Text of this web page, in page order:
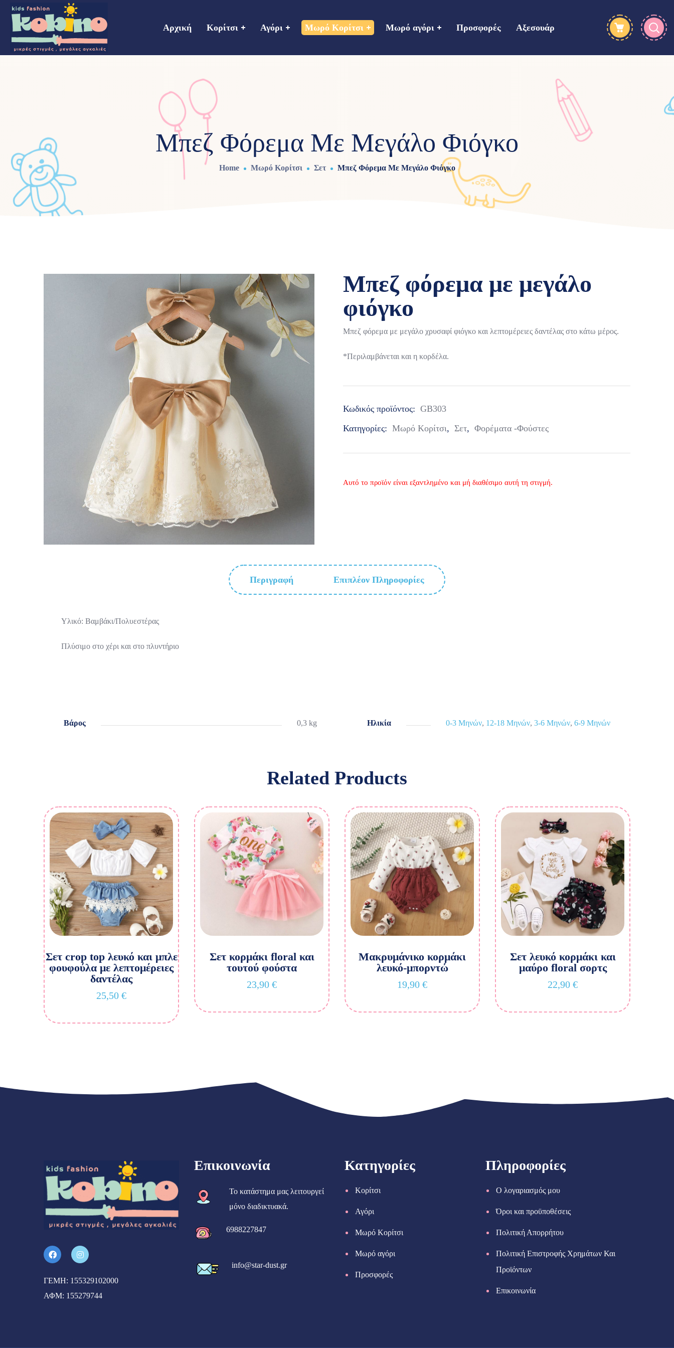
Αρχική Κορίτσι Αγόρι Μωρό Κορίτσι Μωρό αγόρι Προσφορές Αξεσουάρ
Μπεζ Φόρεμα Με Μεγάλο Φιόγκο
Home Μωρό Κορίτσι Σετ Μπεζ Φόρεμα Με Μεγάλο Φιόγκο
Μπεζ φόρεμα με μεγάλο
φιόγκο
Μπεζ φόρεμα με μεγάλο χρυσαφί φιόγκο και λεπτομέρειες δαντέλας στο κάτω μέρος.
*Περιλαμβάνεται και η κορδέλα.
Κωδικός προϊόντος: GB303
Κατηγορίες: Μωρό Κορίτσι, Σετ, Φορέματα -Φούστες
Αυτό το προϊόν είναι εξαντλημένο και μή διαθέσιμο αυτή τη στιγμή.
Περιγραφή Επιπλέον Πληροφορίες
Υλικό: Βαμβάκι/Πολυεστέρας
Πλύσιμο στο χέρι και στο πλυντήριο
Βάρος 0,3 kg Ηλικία 0-3 Μηνών, 12-18 Μηνών, 3-6 Μηνών, 6-9 Μηνών
Related Products
Σετ crop top λευκό και μπλε
φουφούλα με λεπτομέρειες
δαντέλας
25,50 €
Σετ κορμάκι floral και
τουτού φούστα
23,90 €
Μακρυμάνικο κορμάκι
λευκό-μπορντώ
19,90 €
Σετ λευκό κορμάκι και
μαύρο floral σορτς
22,90 €
ΓΕΜΗ: 155329102000
ΑΦΜ: 155279744
Επικοινωνία
Το κατάστημα μας λειτουργεί
μόνο διαδικτυακά.
6988227847
info@star-dust.gr
Κατηγορίες
Κορίτσι
Αγόρι
Μωρό Κορίτσι
Μωρό αγόρι
Προσφορές
Πληροφορίες
Ο λογαριασμός μου
Όροι και προϋποθέσεις
Πολιτική Απορρήτου
Πολιτική Επιστροφής Χρημάτων Και
Προϊόντων
Επικοινωνία